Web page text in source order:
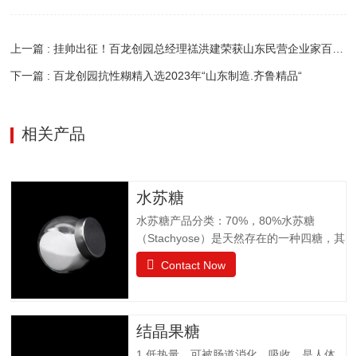
上一篇 : 挂帅出征！百龙创园总经理禚洪建荣获山东民营企业家百强榜新星型企业家
下一篇 : 百龙创园抗性糊精入选2023年“山东制造.齐鲁精品“
相关产品
水苏糖
水苏糖产品分类：70%，80%水苏糖
（Stachyose）是天然存在的一种四糖，其
结构有两个半乳糖、一个葡萄糖和一个果
糖组成。是一种非还原性功能低聚糖，水
口感清爽，无异味；作为普通食品生产经
营。物理特性：甜度为蔗糖的22%易溶于
Contact Now
结晶果糖